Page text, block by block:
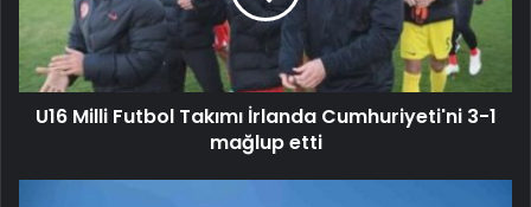
U16 Milli Futbol Takımı İrlanda Cumhuriyeti'ni 3-1
mağlup etti